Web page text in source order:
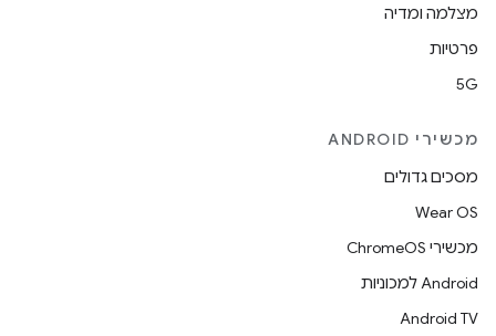
מצלמה ומדיה
פרטיות
5G
מכשירי ANDROID
מסכים גדולים
Wear OS
מכשירי ChromeOS
Android למכוניות
Android TV